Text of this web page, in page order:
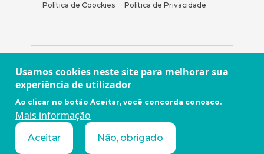
Política de Coockies Política de Privacidade
Usamos cookies neste site para melhorar sua
experiência de utilizador
Ao clicar no botão Aceitar, você concorda conosco.
Mais informação
Aceitar Não, obrigado